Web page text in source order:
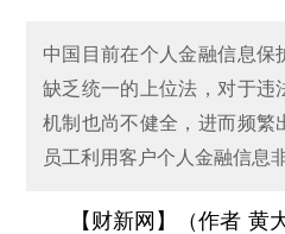
中国目前在个人金融信息保
缺乏统一的上位法，对于违
机制也尚不健全，进而频繁
员工利用客户个人金融信息
【财新网】（作者 黄